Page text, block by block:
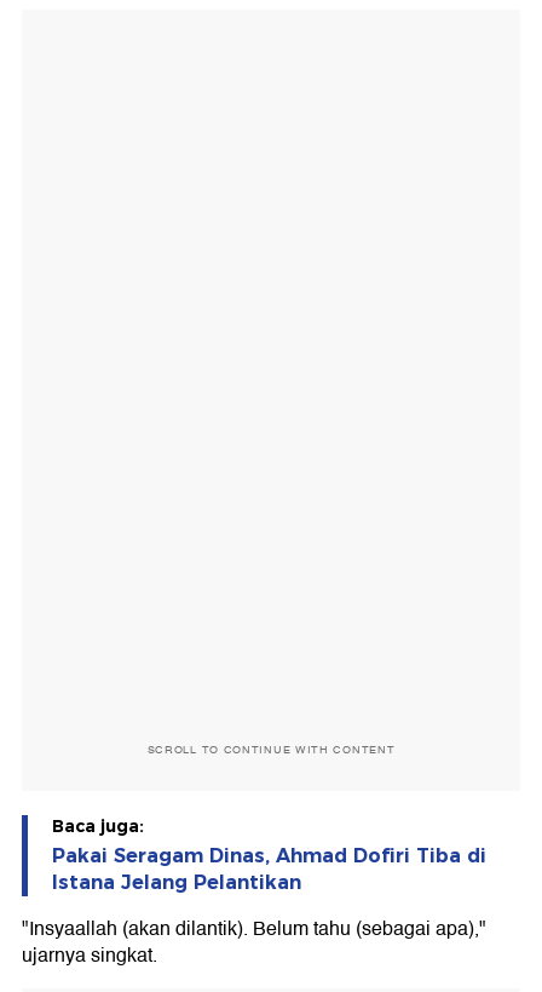
SCROLL TO CONTINUE WITH CONTENT
Baca juga:
Pakai Seragam Dinas, Ahmad Dofiri Tiba di
Istana Jelang Pelantikan
"Insyaallah (akan dilantik). Belum tahu (sebagai apa),"
ujarnya singkat.